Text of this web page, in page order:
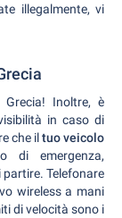
illegalmente, vi
Inoltre, è
in caso di
che iltuo veicolo
di emergenza,
Telefonare
wireless a mani
di velocità sono i